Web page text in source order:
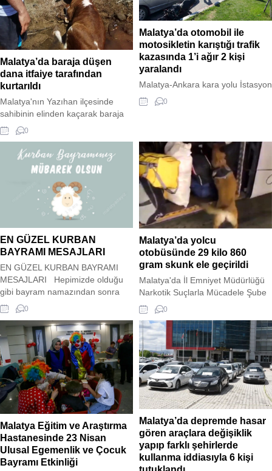
Malatya’da baraja düşen
dana itfaiye tarafından
kurtarıldı
Malatya'nın Yazıhan ilçesinde
sahibinin elinden kaçarak baraja
düşen bir dana, itfaiye ekipleri
tarafından kurtarıldı. Hayvan
yetiştiricisi tarafından fark edilen
durum üzerine itfaiye ekipleri olay
yerine sevk edildi. Yapılan
çalışmalar sonucunda dana,
kıyıdan yaklaşık 200 metre açıkta
bulunan bir botla kurtarıldı.
Yetiştirici, hayvanını kurtaran
itfaiye ekiplerine teşekkür etti.
0
Malatya’da otomobil ile
motosikletin karıştığı trafik
kazasında 1’i ağır 2 kişi
yaralandı
Malatya-Ankara kara yolu İstasyon
kavşağı mevkisinde meydana
gelen trafik kazasında, Honda
motosiklet sürücüsü ve araçta
yolcu olarak bulunan bir kişi
yaralandı. Yaralılar, Malatya Eğitim
ve Araştırma Hastanesi'ne
kaldırıldı. Yaralılardan birinin
hayati tehlikesi bulunuyor. Kazayla
ilgili inceleme başlatıldı.
0
EN GÜZEL KURBAN
BAYRAMI MESAJLARI
EN GÜZEL KURBAN BAYRAMI
MESAJLARI Hepimizde olduğu
gibi bayram namazından sonra
kahvaltıdan önce ya a sonrasında
telefonu ele alarak mesaj atmaya
başlar . Ya da hazır mesaj bulup bi
sefer de herkese atıp kurtulmak
ister. Sizler için bayram mesajı
paylaşımında bulunduk. Umarım
beğenirsiniz. Bu bayramda
yüzünüz de hep gülümseme,...
0
Malatya’da yolcu
otobüsünde 29 kilo 860
gram skunk ele geçirildi
Malatya'da İl Emniyet Müdürlüğü
Narkotik Suçlarla Mücadele Şube
Müdürlüğü ekipleri, Kale uygulama
noktasında durdurulan bir yolcu
otobüsünde yapılan aramada 29
kilo 860 gram skunk ele geçirdi.
Ele geçirilen uyuşturucu maddeye
el konulurken, şüphelinin
yakalanması için çalışmalar
başlatıldı.
0
Malatya Eğitim ve Araştırma
Hastanesinde 23 Nisan
Ulusal Egemenlik ve Çocuk
Bayramı Etkinliği
Malatya’da depremde hasar
gören araçlara değişiklik
yapıp farklı şehirlerde
kullanma iddiasıyla 6 kişi